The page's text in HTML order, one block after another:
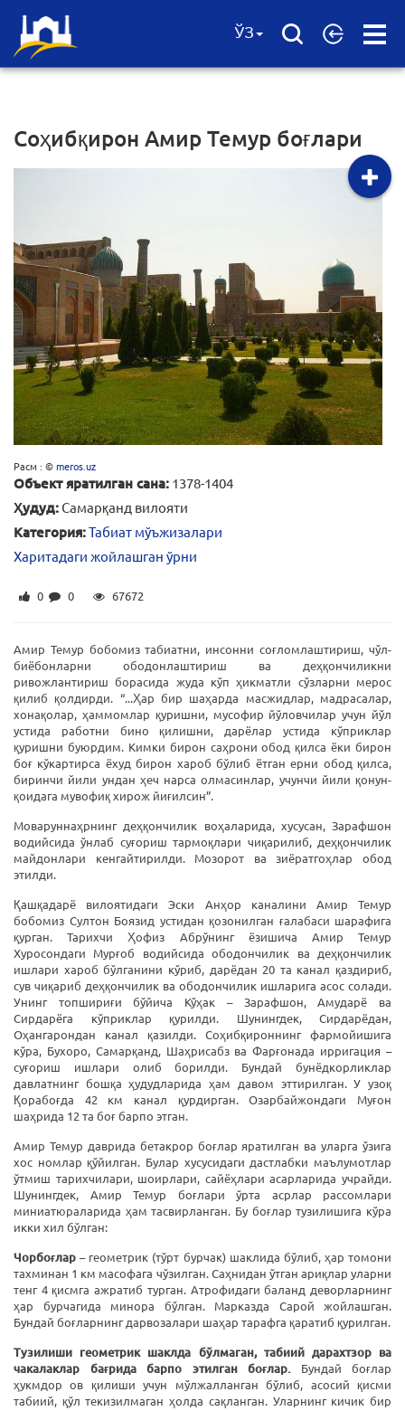
Open
ЎЗ
Соҳибқирон Амир Темур боғлари
Расм : ©meros.uz
Объект яратилган сана: 1378-1404
Ҳудуд: Самарқанд вилояти
Категория:Табиат мўъжизалари
Харитадаги жойлашган ўрни
0 0 67672
Амир Темур бобомиз табиатни, инсонни соғломлаштириш, чўл-
биёбонларни ободонлаштириш ва деҳқончиликни
ривожлантириш борасида жуда кўп ҳикматли сўзларни мерос
қилиб қолдирди. “...Ҳар бир шаҳарда масжидлар, мадрасалар,
хонақолар, ҳаммомлар қуришни, мусофир йўловчилар учун йўл
устида работни бино қилишни, дарёлар устида кўприклар
қуришни буюрдим. Кимки бирон саҳрони обод қилса ёки бирон
боғ кўкартирса ёхуд бирон хароб бўлиб ётган ерни обод қилса,
биринчи йили ундан ҳеч нарса олмасинлар, учунчи йили қонун-
қоидага мувофиқ хирож йиғилсин”.
Моваруннаҳрнинг деҳқончилик воҳаларида, хусусан, Зарафшон
водийсида ўнлаб суғориш тармоқлари чиқарилиб, деҳқончилик
майдонлари кенгайтирилди. Мозорот ва зиёратгоҳлар обод
этилди.
Қашқадарё вилоятидаги Эски Анҳор каналини Амир Темур
бобомиз Султон Боязид устидан қозонилган ғалабаси шарафига
қурган. Тарихчи Ҳофиз Абрўнинг ёзишича Амир Темур
Хуросондаги Мурғоб водийсида ободончилик ва деҳқончилик
ишлари хароб бўлганини кўриб, дарёдан 20 та канал қаздириб,
сув чиқариб деҳқончилик ва ободончилик ишларига асос солади.
Унинг топшириғи бўйича Кўҳак – Зарафшон, Амударё ва
Сирдарёга кўприклар қурилди. Шунингдек, Сирдарёдан,
Оҳангарондан канал қазилди. Соҳибқироннинг фармойишига
кўра, Бухоро, Самарқанд, Шаҳрисабз ва Фарғонада ирригация –
суғориш ишлари олиб борилди. Бундай бунёдкорликлар
давлатнинг бошқа ҳудудларида ҳам давом эттирилган. У узоқ
Қорабоғда 42 км канал қурдирган. Озарбайжондаги Муғон
шаҳрида 12 та боғ барпо этган.
Амир Темур даврида бетакрор боғлар яратилган ва уларга ўзига
хос номлар қўйилган. Булар хусусидаги дастлабки маълумотлар
ўтмиш тарихчилари, шоирлари, сайёҳлари асарларида учрайди.
Шунингдек, Амир Темур боғлари ўрта асрлар рассомлари
миниатюраларида ҳам тасвирланган. Бу боғлар тузилишига кўра
икки хил бўлган:
Чорбоғлар – геометрик (тўрт бурчак) шаклида бўлиб, ҳар томони
тахминан 1 км масофага чўзилган. Саҳнидан ўтган ариқлар уларни
тенг 4 қисмга ажратиб турган. Атрофидаги баланд деворларнинг
ҳар бурчагида минора бўлган. Марказда Сарой жойлашган.
Бундай боғларнинг дарвозалари шаҳар тарафга қаратиб қурилган.
Тузилиши геометрик шаклда бўлмаган, табиий дарахтзор ва
чакалаклар бағрида барпо этилган боғлар. Бундай боғлар
ҳукмдор ов қилиши учун мўлжалланган бўлиб, асосий қисми
табиий, қўл текизилмаган ҳолда сақланган. Уларнинг кичик бир